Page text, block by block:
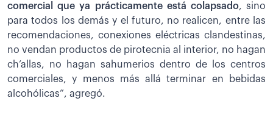
comercial que ya prácticamente está colapsado, sino
para todos los demás y el futuro, no realicen, entre las
recomendaciones, conexiones eléctricas clandestinas,
no vendan productos de pirotecnia al interior, no hagan
ch’allas, no hagan sahumerios dentro de los centros
comerciales, y menos más allá terminar en bebidas
alcohólicas”, agregó.